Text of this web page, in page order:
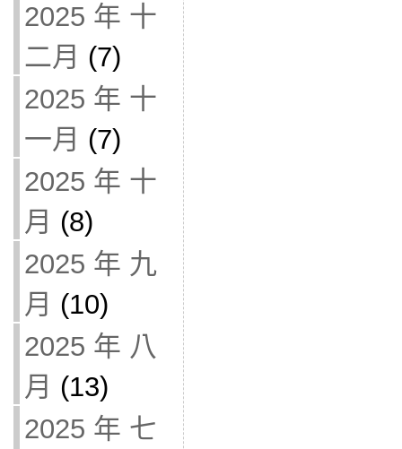
2025 年 十
二月 (7)
2025 年 十
一月 (7)
2025 年 十
月 (8)
2025 年 九
月 (10)
2025 年 八
月 (13)
2025 年 七